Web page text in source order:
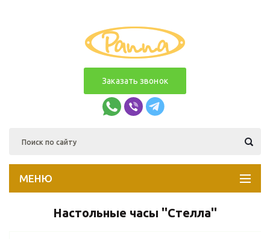
Заказать звонок
МЕНЮ
Настольные часы ''Стелла''